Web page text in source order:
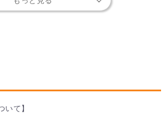
います。専用の用途は大きく分けると4
ログギフト
いて】